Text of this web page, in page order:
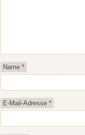
Name *
E-Mail-Adresse *